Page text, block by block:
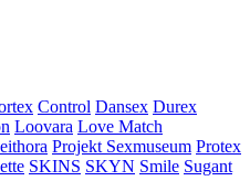
Control Dansex Durex
Loovara Love Match
Projekt Sexmuseum Protex
SKINS SKYN Smile Sugant